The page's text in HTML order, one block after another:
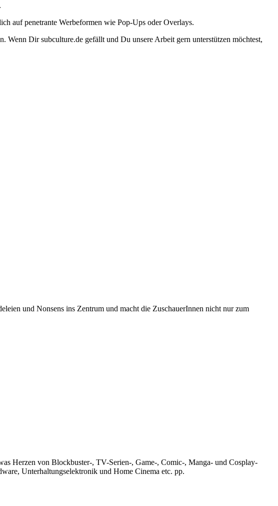
auf penetrante Werbeformen wie Pop-Ups oder Overlays.
Wenn Dir subculture.de gefällt und Du unsere Arbeit gern unterstützen möchtest,
und Nonsens ins Zentrum und macht die ZuschauerInnen nicht nur zum
Herzen von Blockbuster-, TV-Serien-, Game-, Comic-, Manga- und Cosplay-
Unterhaltungselektronik und Home Cinema etc. pp.